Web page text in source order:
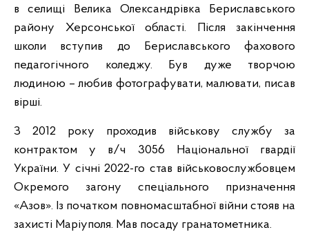
в селищі Велика Олександрівка Бериславського
району Херсонської області. Після закінчення
школи вступив до Бериславського фахового
педагогічного коледжу. Був дуже творчою
людиною – любив фотографувати, малювати, писав
вірші.
З 2012 року проходив військову службу за
контрактом у в/ч 3056 Національної гвардії
України. У січні 2022-го став військовослужбовцем
Окремого загону спеціального призначення
«Азов». Із початком повномасштабної війни стояв на
захисті Маріуполя. Мав посаду гранатометника.